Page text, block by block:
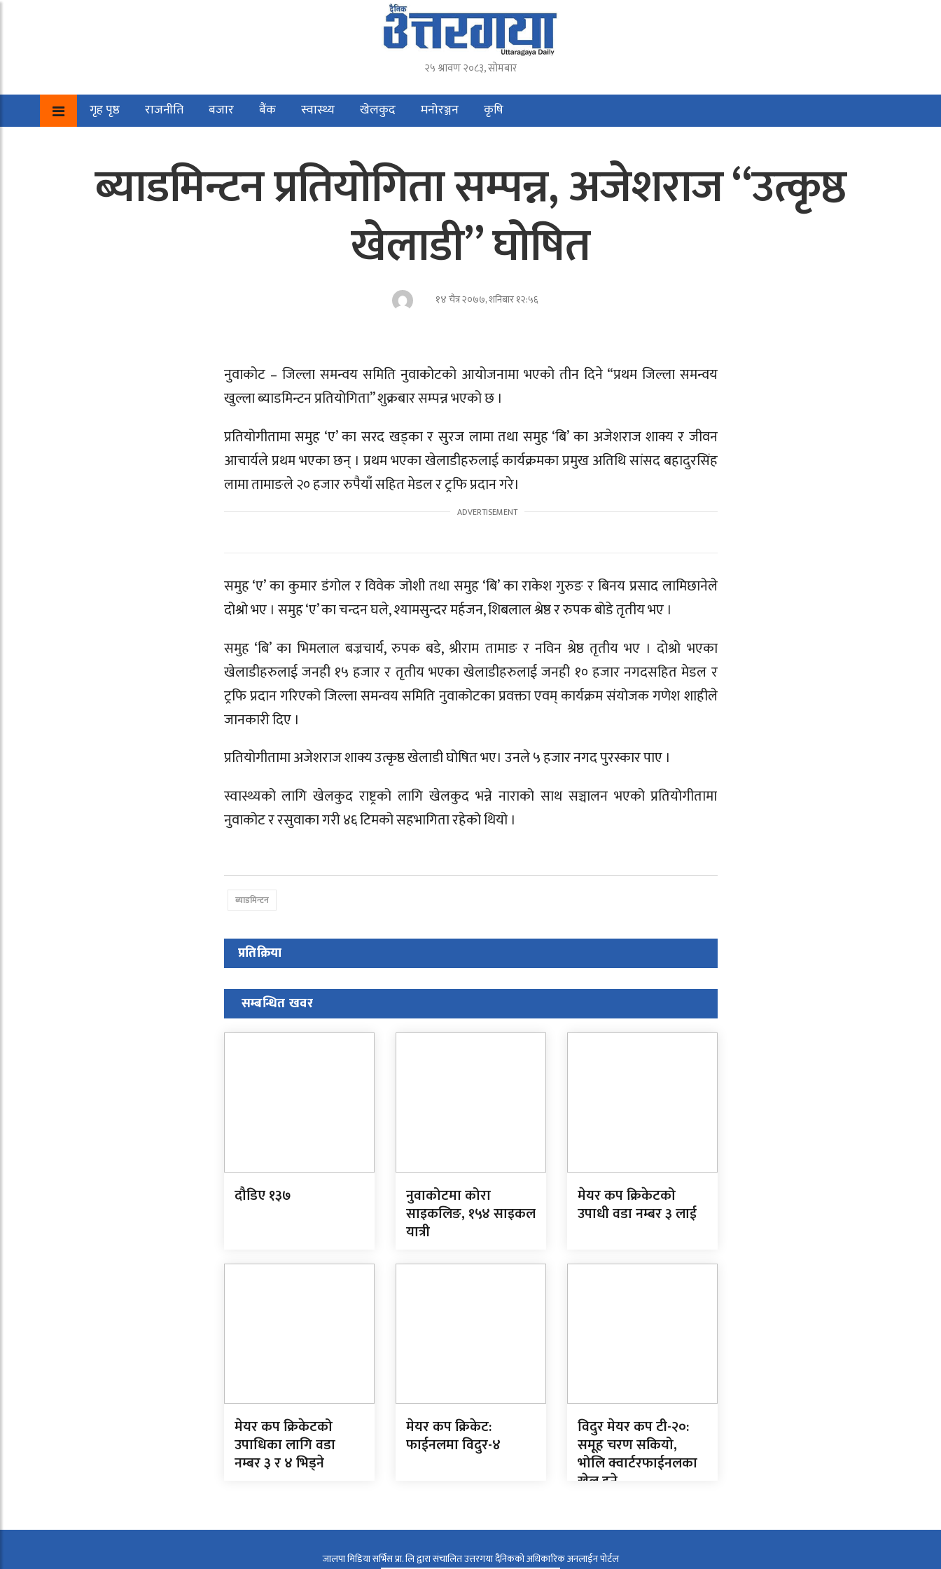
२५ श्रावण २०८३, सोमबार
गृह पृष्ठ राजनीति बजार बैंक स्वास्थ्य खेलकुद मनोरञ्जन कृषि
ब्याडमिन्टन प्रतियोगिता सम्पन्न, अजेशराज “उत्कृष्ठ
खेलाडी” घोषित
१४ चैत्र २०७७, शनिबार १२:५६
नुवाकोट – जिल्ला समन्वय समिति नुवाकोटको आयोजनामा भएको तीन दिने “प्रथम जिल्ला समन्वय
खुल्ला ब्याडमिन्टन प्रतियोगिता” शुक्रबार सम्पन्न भएको छ ।
प्रतियोगीतामा समुह ‘ए’ का सरद खड्का र सुरज लामा तथा समुह ‘बि’ का अजेशराज शाक्य र जीवन
आचार्यले प्रथम भएका छन् । प्रथम भएका खेलाडीहरुलाई कार्यक्रमका प्रमुख अतिथि सांसद बहादुरसिंह
लामा तामाङले २० हजार रुपैयाँ सहित मेडल र ट्रफि प्रदान गरे।
समुह ‘ए’ का कुमार डंगोल र विवेक जोशी तथा समुह ‘बि’ का राकेश गुरुङ र बिनय प्रसाद लामिछानेले
दोश्रो भए । समुह ‘ए’ का चन्दन घले, श्यामसुन्दर मर्हजन, शिबलाल श्रेष्ठ र रुपक बोडे तृतीय भए ।
समुह ‘बि’ का भिमलाल बज्रचार्य, रुपक बडे, श्रीराम तामाङ र नविन श्रेष्ठ तृतीय भए । दोश्रो भएका
खेलाडीहरुलाई जनही १५ हजार र तृतीय भएका खेलाडीहरुलाई जनही १० हजार नगदसहित मेडल र
ट्रफि प्रदान गरिएको जिल्ला समन्वय समिति नुवाकोटका प्रवक्ता एवम् कार्यक्रम संयोजक गणेश शाहीले
जानकारी दिए ।
प्रतियोगीतामा अजेशराज शाक्य उत्कृष्ठ खेलाडी घोषित भए। उनले ५ हजार नगद पुरस्कार पाए ।
स्वास्थ्यको लागि खेलकुद राष्ट्रको लागि खेलकुद भन्ने नाराको साथ सञ्चालन भएको प्रतियोगीतामा
नुवाकोट र रसुवाका गरी ४६ टिमको सहभागिता रहेको थियो ।
ब्याडमिन्टन
प्रतिक्रिया
सम्बन्धित खवर
दौडिए १३७ नुवाकोटमा कोरा
साइकलिङ, १५४ साइकल
यात्री
मेयर कप क्रिकेटको
उपाधी वडा नम्बर ३ लाई
मेयर कप क्रिकेटको
उपाधिका लागि वडा
नम्बर ३ र ४ भिड्ने
मेयर कप क्रिकेट:
फाईनलमा विदुर-४
विदुर मेयर कप टी-२०:
समूह चरण सकियो,
भोलि क्वार्टरफाईनलका
खेल हुने
जालपा मिडिया सर्भिस प्रा. लि द्वारा संचालित उत्तरगया दैनिकको अधिकारिक अनलाईन पोर्टल